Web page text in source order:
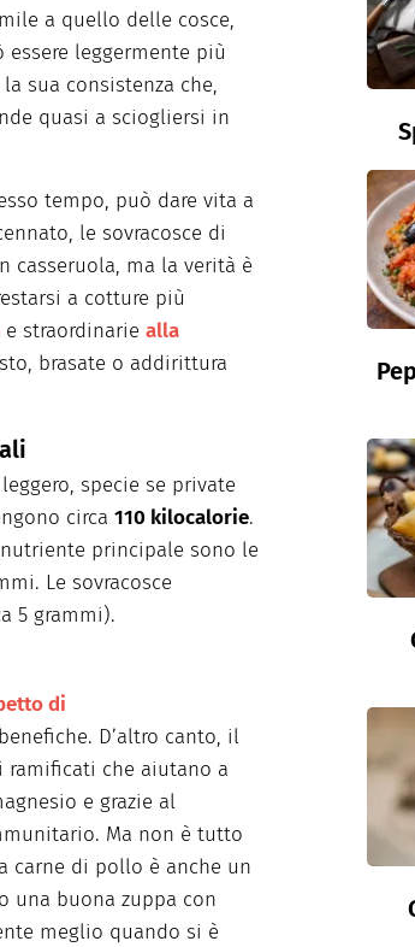
a quello delle cosce,
leggermente più
sua consistenza che,
quasi a sciogliersi in
tempo, può dare vita a
le sovracosce di
ma la verità è
a cotture più
e straordinarie alla
brasate o addirittura
specie se private
circa 110 kilocalorie.
principale sono le
Le sovracosce
5 grammi).
di
D’altro canto, il
che aiutano a
e grazie al
Ma non è tutto
carne di pollo è anche un
una buona zuppa con
meglio quando si è